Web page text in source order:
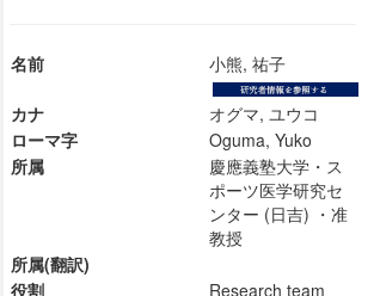
名前 小熊, 祐子
カナ
オグマ, ユウコ
ローマ字
Oguma, Yuko
所属
慶應義塾大学・ス
ポーツ医学研究セ
ンター (日吉) ・准
教授
所属(翻訳)
役割
Research team